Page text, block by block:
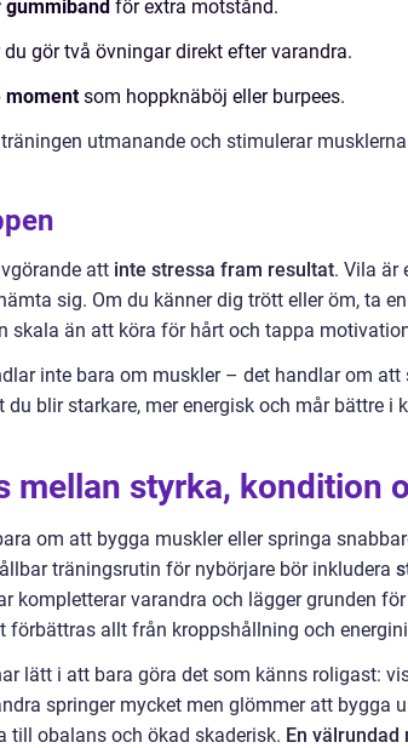
för extra motstånd.
du gör två övningar direkt efter varandra.
momentsom hoppknäböj eller burpees.
utmanande och stimulerar
att inte stressa fram resultat. Vila är
sig. Om du känner dig trött eller öm, ta
skala än att köra för hårt och tappa
inte bara om muskler – det handlar om att
du blir starkare, mer energisk och mår bättre i
mellan styrka, kondition
om att bygga muskler eller springa
träningsrutin för nybörjare bör inkludera
kompletterar varandra och lägger grunden
förbättras allt från kroppshållning och
lätt i att bara göra det som känns roligast:
springer mycket men glömmer att bygga
till obalans och ökad skaderisk. En